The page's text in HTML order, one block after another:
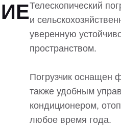
Телескопический
и
уверенную
пространством.
Погрузчик оснащен
также удобным
кондиционером,
любое время года.